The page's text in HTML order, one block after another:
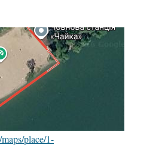
place/1-